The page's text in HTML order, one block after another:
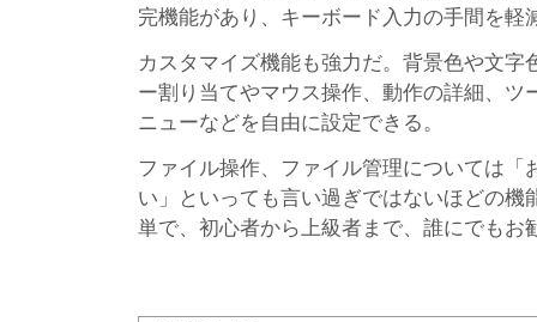
完機能があり、キーボード入力の手間を軽
カスタマイズ機能も強力だ。背景色や文字
ー割り当てやマウス操作、動作の詳細、ツ
ニューなどを自由に設定できる。
ファイル操作、ファイル管理については「
い」といっても言い過ぎではないほどの機
単で、初心者から上級者まで、誰にでもお